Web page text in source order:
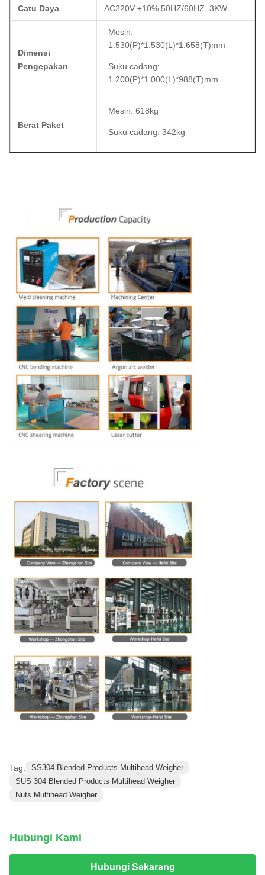
Catu Daya AC220V ±10% 50HZ/60HZ, 3KW
Dimensi
Pengepakan
Mesin:
1.530(P)*1.530(L)*1.658(T)mm
Suku cadang:
1.200(P)*1.000(L)*988(T)mm
Berat Paket
Mesin: 618kg
Suku cadang: 342kg
Tag:
SS304 Blended Products Multihead Weigher
SUS 304 Blended Products Multihead Weigher
Nuts Multihead Weigher
Hubungi Kami
Hubungi Sekarang